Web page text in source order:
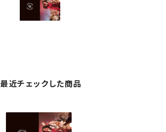
最近チェックした商品